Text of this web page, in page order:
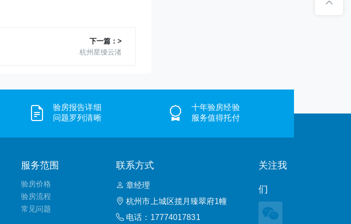
下一篇：>
杭州星缦云渚
验房报告详细
问题罗列清晰
十年验房经验
服务值得托付
服务范围
验房价格
验房流程
常见问题
联系方式
章经理
杭州市上城区揽月臻翠府1幢
电话：17774017831
关注我
们